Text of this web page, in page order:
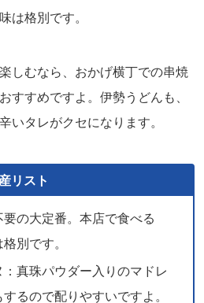
は格別です。
しむなら、おかげ横丁での串焼
すすめですよ。伊勢うどんも、
いタレがクセになります。
リスト
の大定番。本店で食べる
別です。
：真珠パウダー入りのマドレ
るので配りやすいですよ。